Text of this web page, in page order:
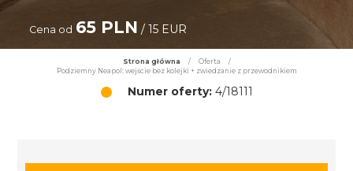
Cena od 65 PLN / 15 EUR
Strona główna / Oferta
/
Podziemny Neapol: wejście bez kolejki + zwiedzanie z przewodnikiem
Numer oferty:4/18111